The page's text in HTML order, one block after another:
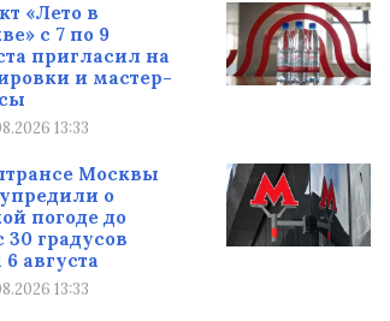
«Лето в
с 7 по 9
пригласил на
и мастер-
13:33
Москвы
о
погоде до
градусов
августа
13:33